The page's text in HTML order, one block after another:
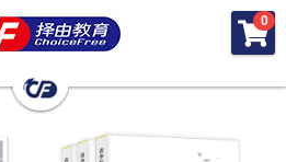
0
×
商品分类